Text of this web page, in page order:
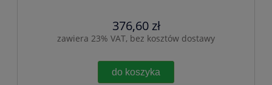
376,60 zł
zawiera 23% VAT, bez kosztów dostawy
do koszyka